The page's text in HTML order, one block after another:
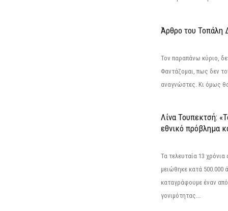
Άρθρο του Τοπάλη
Τον παραπάνω κύριο,
Φαντάζομαι, πως δεν
αναγνώστες. Κι όμως
Λίνα Τουπεκτσή:
εθνικό πρόβλημα
Τα τελευταία 13
μειώθηκε κατά
καταγράφουμε έναν
γονιμότητας...